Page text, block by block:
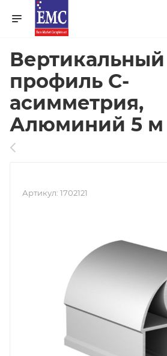
Вертикальный
профиль С-
асимметрия,
Алюминий 5 м
Артикул: 1702121